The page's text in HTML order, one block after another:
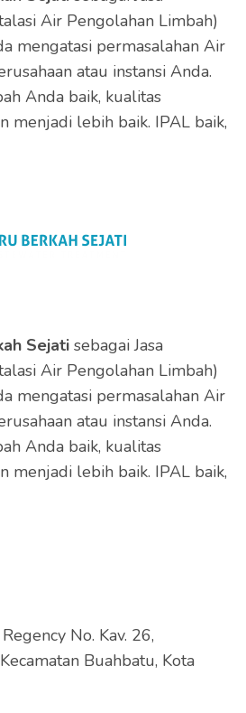
Air Pengolahan Limbah)
mengatasi permasalahan Air
atau instansi Anda.
Anda baik, kualitas
menjadi lebih baik. IPAL baik,
Sejati sebagai Jasa
Air Pengolahan Limbah)
mengatasi permasalahan Air
atau instansi Anda.
Anda baik, kualitas
menjadi lebih baik. IPAL baik,
No. Kav. 26,
Buahbatu, Kota